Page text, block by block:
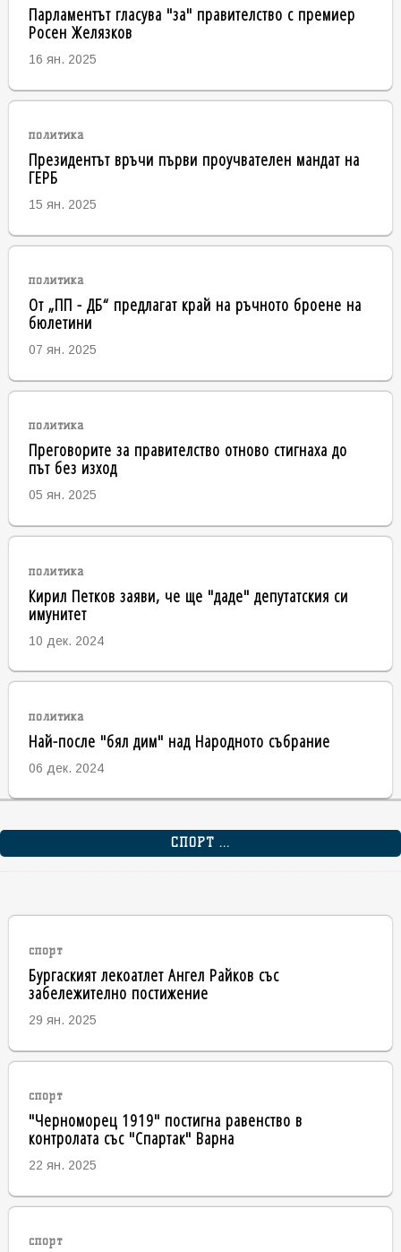
Парламентът гласува "за" правителство с премиер
Росен Желязков
16 ян. 2025
политика
Президентът връчи първи проучвателен мандат на
ГЕРБ
15 ян. 2025
политика
От „ПП - ДБ“ предлагат край на ръчното броене на
бюлетини
07 ян. 2025
политика
Преговорите за правителство отново стигнаха до
път без изход
05 ян. 2025
политика
Кирил Петков заяви, че ще "даде" депутатския си
имунитет
10 дек. 2024
политика
Най-после "бял дим" над Народното събрание
06 дек. 2024
СПОРТ ...
спорт
Бургаският лекоатлет Ангел Райков със
забележително постижение
29 ян. 2025
спорт
"Черноморец 1919" постигна равенство в
контролата със "Спартак" Варна
22 ян. 2025
спорт